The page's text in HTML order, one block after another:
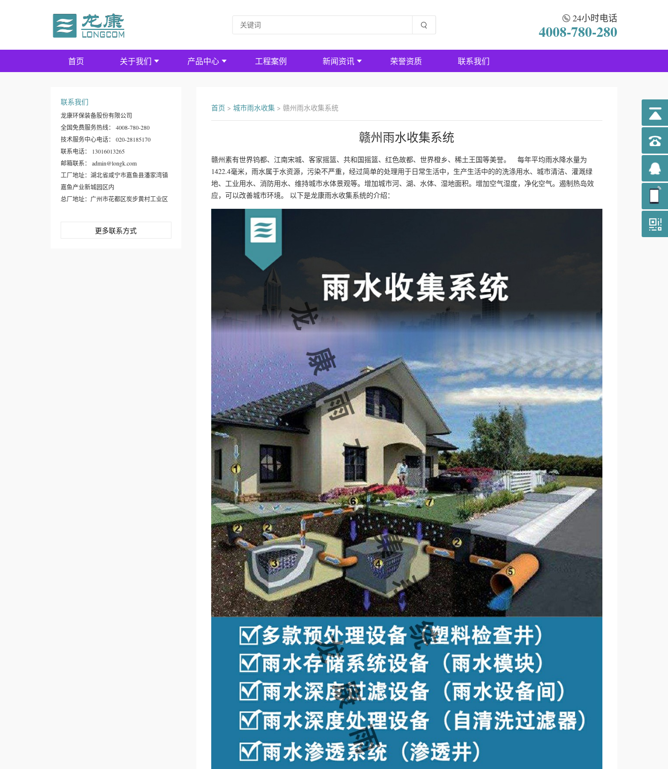
24小时电话
4008-780-280
首页 关于我们 产品中心 工程案例 新闻资讯 荣誉资质 联系我们
联系我们
龙康环保装备股份有限公司
全国免费服务热线： 4008-780-280
技术服务中心电话： 020-28185170
联系电话： 13016013265
邮箱联系： admin@longk.com
工厂地址：湖北省咸宁市嘉鱼县潘家湾镇
嘉鱼产业新城园区内
总厂地址：广州市花都区炭步黄村工业区
更多联系方式
首页 > 城市雨水收集> 赣州雨水收集系统
赣州雨水收集系统
赣州素有世界钨都、江南宋城、客家摇篮、共和国摇篮、红色故都、世界橙乡、稀土王国等美誉。 每年平均雨水降水量为
1422.4毫米，雨水属于水资源，污染不严重，经过简单的处理用于日常生活中，生产生活中的的洗涤用水、城市清洁、灌溉绿
地、工业用水、消防用水、维持城市水体景观等。增加城市河、湖、水体、湿地面积。增加空气湿度，净化空气。遏制热岛效
应，可以改善城市环境。 以下是龙康雨水收集系统的介绍：